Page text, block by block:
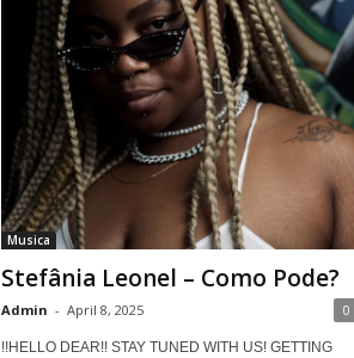
Musica
Stefânia Leonel – Como Pode?
Admin - April 8, 2025 0
!!HELLO DEAR!! STAY TUNED WITH US! GETTING